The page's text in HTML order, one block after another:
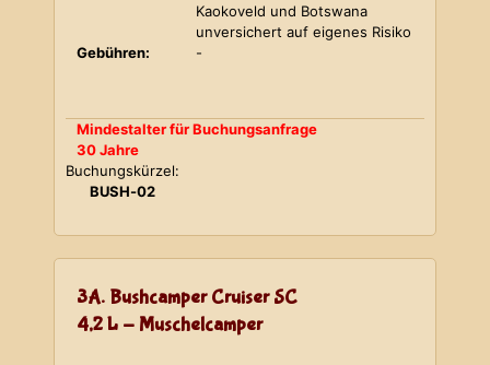
Kaokoveld und Botswana
unversichert auf eigenes Risiko
Gebühren:
-
Mindestalter für Buchungsanfrage
30 Jahre
Buchungskürzel:
BUSH-02
3A. Bushcamper Cruiser SC
4,2 L - Muschelcamper